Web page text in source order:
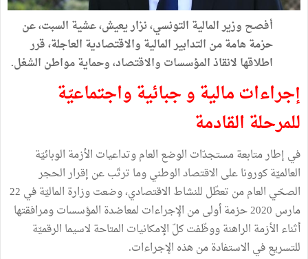
أفصح وزير المالية التونسي، نزار يعيش، عشية السبت، عن
حزمة هامة من التدابير المالية والاقتصادية العاجلة، قرر
اطلاقها لانقاذ المؤسسات والاقتصاد، وحماية مواطن الشغل.
إجراءات مالية و جبائية واجتماعيّة
للمرحلة القادمة
في إطار متابعة مستجدّات الوضع العام وتداعيات الأزمة الوبائيّة
العالميّة كورونا على الاقتصاد الوطني وما ترتّب عن إقرار الحجر
الصحّي العام من تعطّل للنشاط الاقتصادي، وضعت وزارة الماليّة في 22
مارس 2020 حزمة أولى من الإجراءات لمعاضدة المؤسسات ومرافقتها
أثناء الأزمة الراهنة ووظّفت كلّ الإمكانيات المتاحة لاسيما الرقميّة
للتسريع في الاستفادة من هذه الإجراءات.